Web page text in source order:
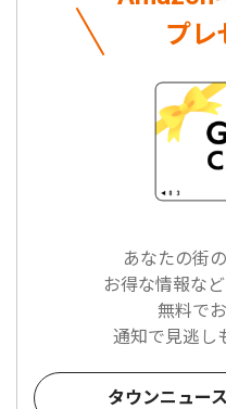
プレ
あなたの街
お得な情報な
無料で
通知で見逃し
タウンニュー